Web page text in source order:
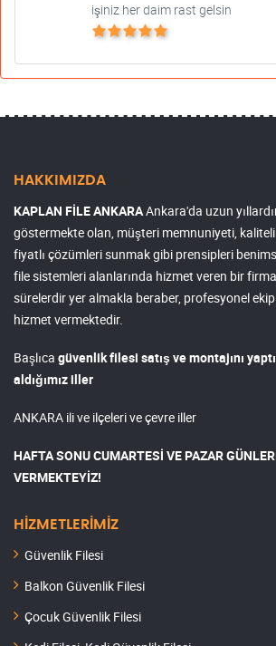
işiniz her daim rast gelsin
HAKKIMIZDA
KAPLAN FİLE ANKARAAnkara'da uzun
göstermekte olan, müşteri memnuniyeti,
fiyatlı çözümleri sunmak gibi prensipleri
file sistemleri alanlarında hizmet veren bir
sürelerdir yer almakla beraber, profesyonel
hizmet vermektedir.
Başlıca güvenlik filesi satış ve montajını
aldığımız iller
ANKARA ili ve ilçeleri ve çevre iller
HAFTA SONU CUMARTESİ VE PAZAR
VERMEKTEYİZ!
HİZMETLERİMİZ
Güvenlik Filesi
Balkon Güvenlik Filesi
Çocuk Güvenlik Filesi